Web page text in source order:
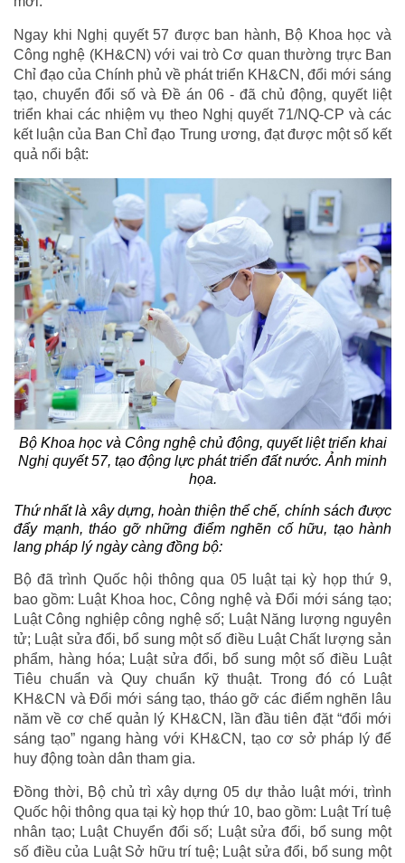
Ngay khi Nghị quyết 57 được ban hành, Bộ Khoa học và
Công nghệ (KH&CN) với vai trò Cơ quan thường trực Ban
Chỉ đạo của Chính phủ về phát triển KH&CN, đổi mới sáng
tạo, chuyển đổi số và Đề án 06 - đã chủ động, quyết liệt
triển khai các nhiệm vụ theo Nghị quyết 71/NQ-CP và các
kết luận của Ban Chỉ đạo Trung ương, đạt được một số kết
quả nổi bật:
Bộ Khoa học và Công nghệ chủ động, quyết liệt triển khai
Nghị quyết 57, tạo động lực phát triển đất nước. Ảnh minh
họa.
Thứ nhất là xây dựng, hoàn thiện thể chế, chính sách được
đẩy mạnh, tháo gỡ những điểm nghẽn cố hữu, tạo hành
lang pháp lý ngày càng đồng bộ:
Bộ đã trình Quốc hội thông qua 05 luật tại kỳ họp thứ 9,
bao gồm: Luật Khoa hoc, Công nghệ và Đổi mới sáng tạo;
Luật Công nghiệp công nghệ số; Luật Năng lượng nguyên
tử; Luật sửa đổi, bổ sung một số điều Luật Chất lượng sản
phẩm, hàng hóa; Luật sửa đổi, bổ sung một số điều Luật
Tiêu chuẩn và Quy chuẩn kỹ thuật. Trong đó có Luật
KH&CN và Đổi mới sáng tạo, tháo gỡ các điểm nghẽn lâu
năm về cơ chế quản lý KH&CN, lần đầu tiên đặt “đổi mới
sáng tạo” ngang hàng với KH&CN, tạo cơ sở pháp lý để
huy động toàn dân tham gia.
Đồng thời, Bộ chủ trì xây dựng 05 dự thảo luật mới, trình
Quốc hội thông qua tại kỳ họp thứ 10, bao gồm: Luật Trí tuệ
nhân tạo; Luật Chuyển đổi số; Luật sửa đổi, bổ sung một
số điều của Luật Sở hữu trí tuệ; Luật sửa đổi, bổ sung một